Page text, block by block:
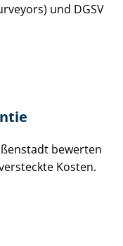
und DGSV
bewerten
Kosten.